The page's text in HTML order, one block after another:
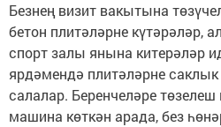
Безнең визит вакытына
бетон плитәләрне күтәрәләр,
спорт залы янына китерәләр
ярдәмендә плитәләрне саклык
салалар. Беренчеләре
машина көткән арада, без